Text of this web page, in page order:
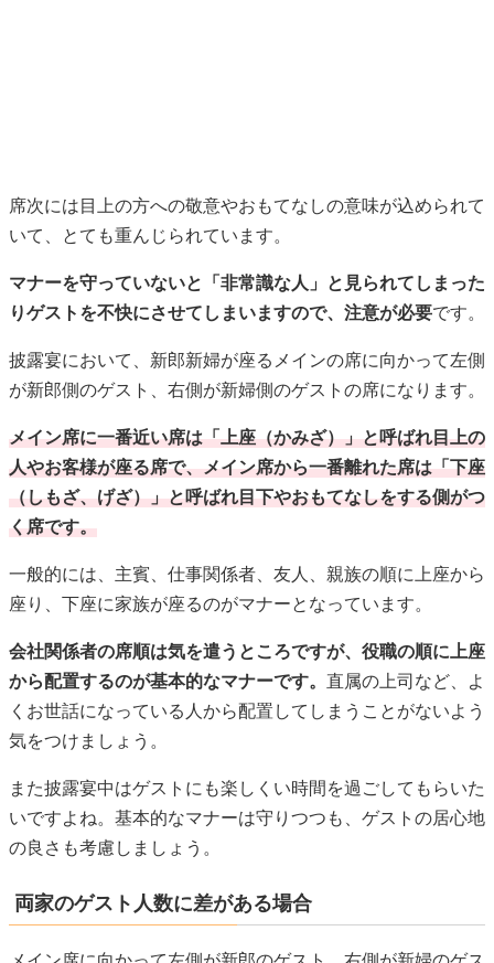
メイン席に一番近い席は「上座（かみざ）」と呼ばれ目上の
（しもざ、げざ）」と呼ばれ目下やおもてなしをする側がつ
く席です。
一般的には、主賓、仕事関係者、友人、親族の順に上座から
座り、下座に家族が座るのがマナーとなっています。
会社関係者の席順は気を遣うところですが、役職の順に上座
から配置するのが基本的なマナーです。直属の上司など、よ
くお世話になっている人から配置してしまうことがないよう
気をつけましょう。
また披露宴中はゲストにも楽しくい時間を過ごしてもらいた
いですよね。基本的なマナーは守りつつも、ゲストの居心地
の良さも考慮しましょう。
両家のゲスト人数に差がある場合
メイン席に向かって左側が新郎のゲスト、右側が新婦のゲス
ト、というのは基本のルールなので、もし人数が合わない場
合は相手側のスペースにテーブルを配置しても構いません。
人数が中途半端になってしまう場合は同じテーブルでも問題
ないです。